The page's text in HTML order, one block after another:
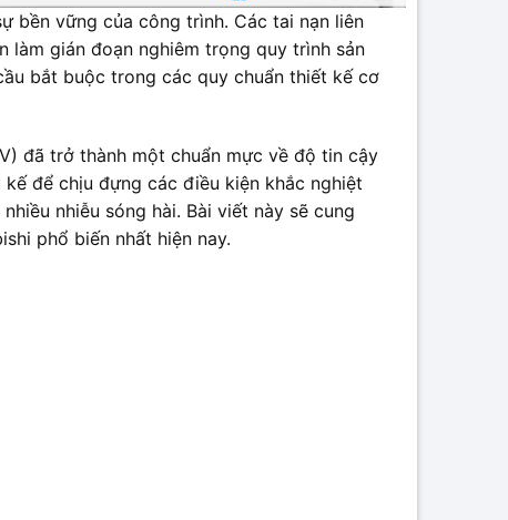
bền vững của công trình. Các tai nạn liên
làm gián đoạn nghiêm trọng quy trình sản
bắt buộc trong các quy chuẩn thiết kế cơ
đã trở thành một chuẩn mực về độ tin cậy
để chịu đựng các điều kiện khắc nghiệt
nhiễu sóng hài. Bài viết này sẽ cung
phổ biến nhất hiện nay.